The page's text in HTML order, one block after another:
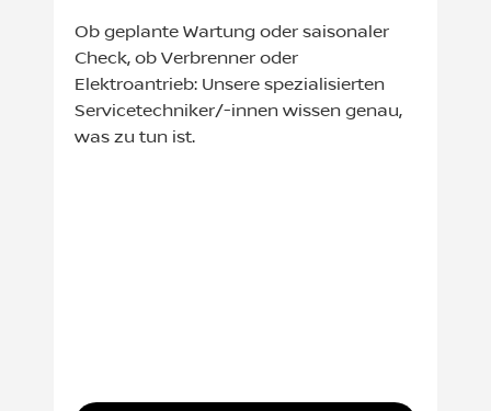
Ob geplante Wartung oder saisonaler
Check, ob Verbrenner oder
Elektroantrieb: Unsere spezialisierten
Servicetechniker/-innen wissen genau,
was zu tun ist.